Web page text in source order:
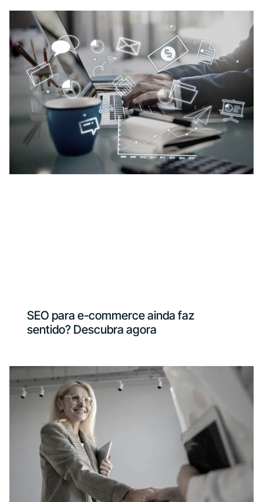
SEO para e-commerce ainda faz
sentido? Descubra agora